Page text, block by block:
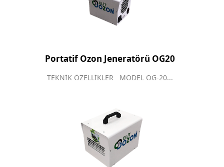
Portatif Ozon Jeneratörü OG20
TEKNİK ÖZELLİKLER MODEL OG-20...